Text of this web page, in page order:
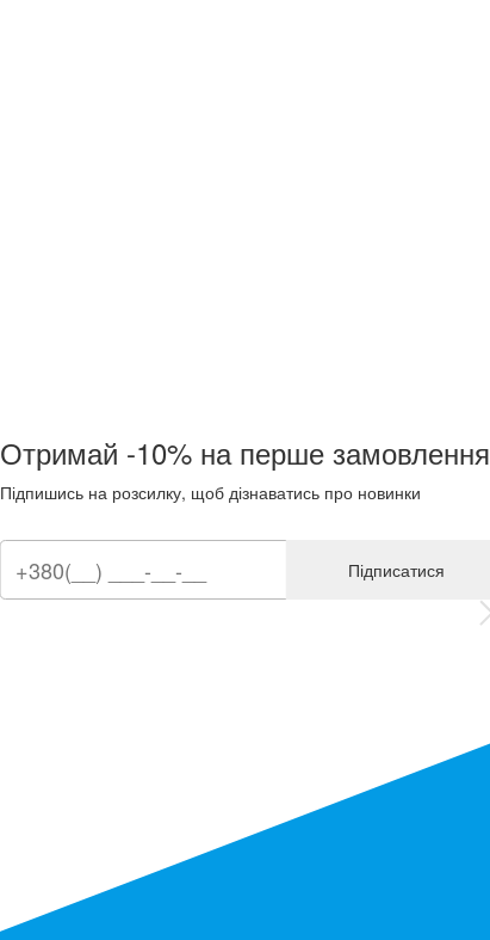
Отримай -10% на перше замовлення
Підпишись на розсилку, щоб дізнаватись про новинки
Підписатися